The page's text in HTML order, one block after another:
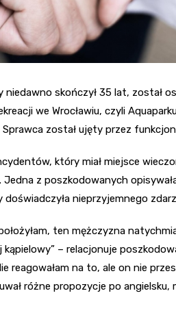
niedawno skończył 35 lat, został
we Wrocławiu, czyli
został ujęty przez
który miał miejsce
Jedna z poszkodowanych
doświadczyła nieprzyjemnego
ten mężczyzna
– relacjonuje
reagowałam na to, ale on nie
różne propozycje po